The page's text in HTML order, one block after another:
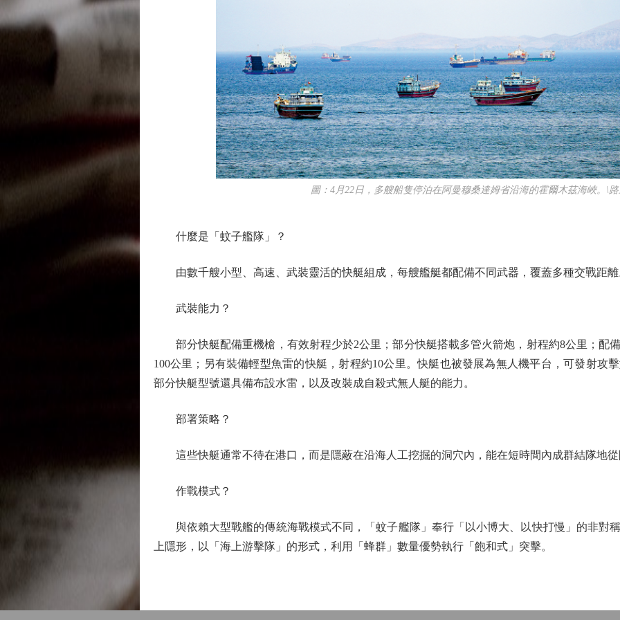
圖：4月22日，多艘船隻停泊在阿曼穆桑達姆省沿海的霍爾木茲海峽。\
什麼是「蚊子艦隊」？
由數千艘小型、高速、武裝靈活的快艇組成，每艘艦艇都配備不同武器，覆蓋多種交戰距離
武裝能力？
部分快艇配備重機槍，有效射程少於2公里；部分快艇搭載多管火箭炮，射程約8公里；配
100公里；另有裝備輕型魚雷的快艇，射程約10公里。快艇也被發展為無人機平台，可發射攻
部分快艇型號還具備布設水雷，以及改裝成自殺式無人艇的能力。
部署策略？
這些快艇通常不待在港口，而是隱蔽在沿海人工挖掘的洞穴內，能在短時間內成群結隊地從
作戰模式？
與依賴大型戰艦的傳統海戰模式不同，「蚊子艦隊」奉行「以小博大、以快打慢」的非對
上隱形，以「海上游擊隊」的形式，利用「蜂群」數量優勢執行「飽和式」突擊。